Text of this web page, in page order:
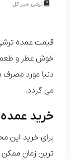
ترشی سیر گل
قیمت عمده
خوش عطر و طعم
دنیا مورد
می گردد.
خرید
برای خرید این
ترین زمان ممکن